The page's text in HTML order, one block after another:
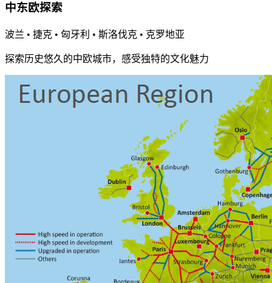
中东欧探索
波兰 • 捷克 • 匈牙利 • 斯洛伐克 • 克罗地亚
探索历史悠久的中欧城市，感受独特的文化魅力